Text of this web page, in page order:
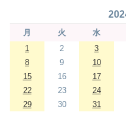
月 火 水
1
2 3
8
9 10
15
16 17
22
23 24
29
30 31